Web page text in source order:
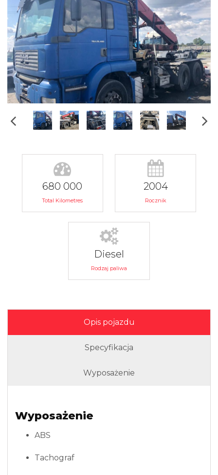
680 000
Total Kilometres
2004
Rocznik
Diesel
Rodzaj paliwa
Opis pojazdu
Specyfikacja
Wyposażenie
Wyposażenie
ABS
Tachograf